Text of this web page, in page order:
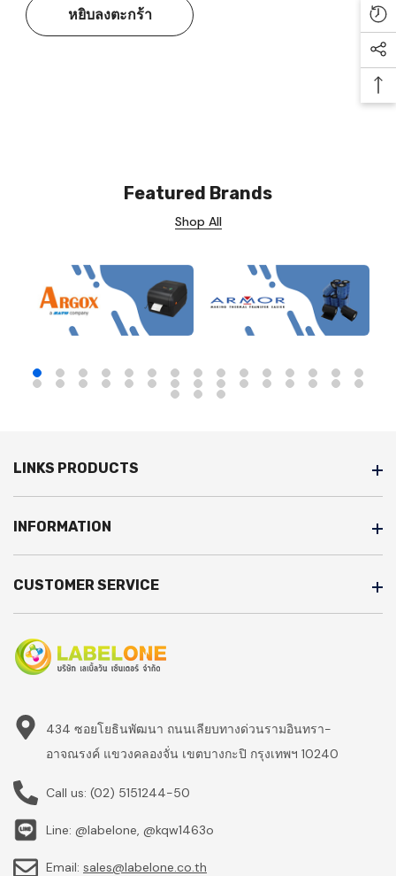
หยิบลงตะกร้า
Featured Brands
Shop All
LINKS PRODUCTS
INFORMATION
CUSTOMER SERVICE
434 ซอยโยธินพัฒนา ถนนเลียบทางด่วนรามอินทรา-
อาจณรงค์ แขวงคลองจั่น เขตบางกะปิ กรุงเทพฯ 10240
Call us: (02) 5151244-50
Line: @labelone, @kqw1463o
Email: sales@labelone.co.th